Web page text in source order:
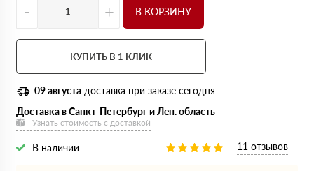
- + В КОРЗИНУ
КУПИТЬ В 1 КЛИК
09 августа доставка при заказе сегодня
Доставка в Санкт-Петербург и Лен. область
Узнать стоимость с доставкой
В наличии 11 отзывов